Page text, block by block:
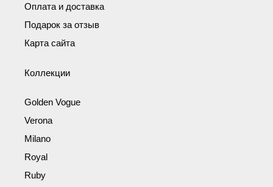
Оплата и доставка
Подарок за отзыв
Карта сайта
Коллекции
Golden Vogue
Verona
Milano
Royal
Ruby